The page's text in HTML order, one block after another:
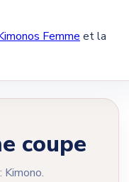
Femme et la
coupe